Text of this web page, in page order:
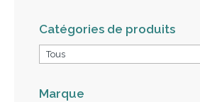
Catégories de produits
Marque